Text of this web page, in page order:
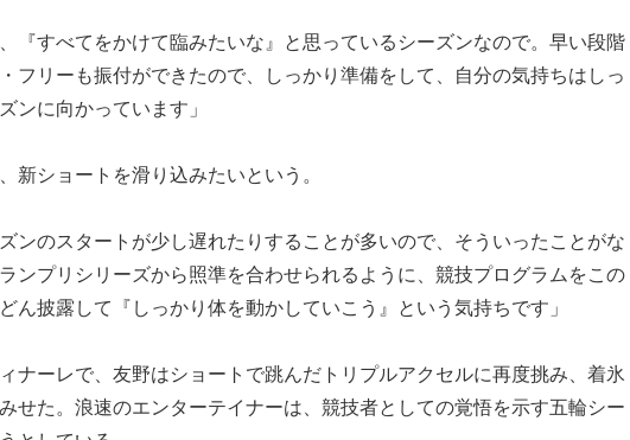
、『すべてをかけて臨みたいな』と思っているシーズンなので。早い段階
フリーも振付ができたので、しっかり準備をして、自分の気持ちはしっ
ンに向かっています」
新ショートを滑り込みたいという。
ズンのスタートが少し遅れたりすることが多いので、そういったことがな
ンプリシリーズから照準を合わせられるように、競技プログラムをこの
ん披露して『しっかり体を動かしていこう』という気持ちです」
ナーレで、友野はショートで跳んだトリプルアクセルに再度挑み、着氷
せた。浪速のエンターテイナーは、競技者としての覚悟を示す五輪シー